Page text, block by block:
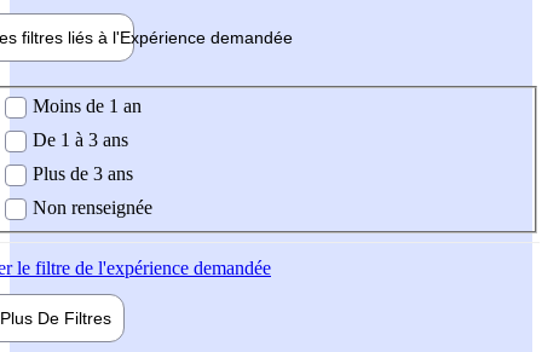
filtres liés à l'Expérience demandée
demandée
Moins de 1 an
De 1 à 3 ans
Plus de 3 ans
Non renseignée
le filtre de l'expérience demandée
Plus De Filtres